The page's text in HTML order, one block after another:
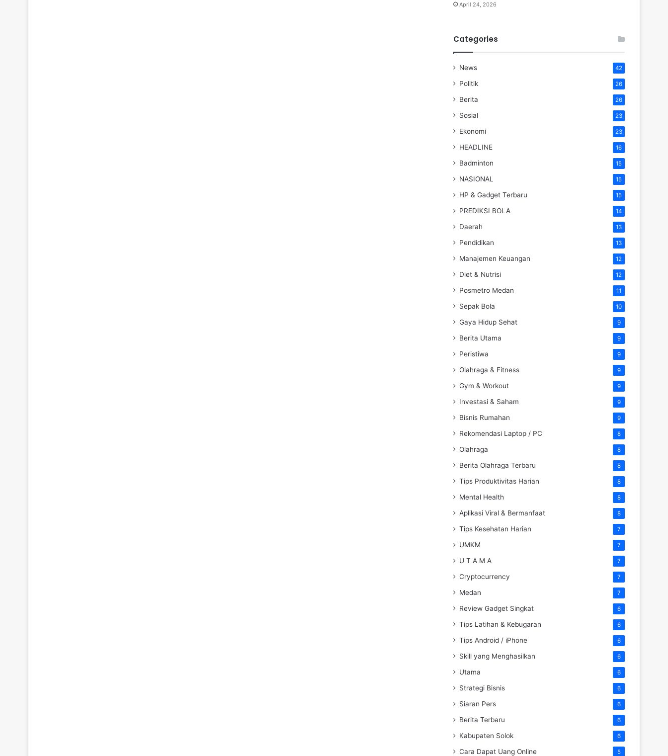
April 24, 2026
Categories
News 42
Politik 26
Berita 26
Sosial 23
Ekonomi 23
HEADLINE 16
Badminton 15
NASIONAL 15
HP & Gadget Terbaru 15
PREDIKSI BOLA 14
Daerah 13
Pendidikan 13
Manajemen Keuangan 12
Diet & Nutrisi 12
Posmetro Medan 11
Sepak Bola 10
Gaya Hidup Sehat 9
Berita Utama 9
Peristiwa 9
Olahraga & Fitness 9
Gym & Workout 9
Investasi & Saham 9
Bisnis Rumahan 9
Rekomendasi Laptop / PC 8
Olahraga 8
Berita Olahraga Terbaru 8
Tips Produktivitas Harian 8
Mental Health 8
Aplikasi Viral & Bermanfaat 8
Tips Kesehatan Harian 7
UMKM 7
U T A M A 7
Cryptocurrency 7
Medan 7
Review Gadget Singkat 6
Tips Latihan & Kebugaran 6
Tips Android / iPhone 6
Skill yang Menghasilkan 6
Utama 6
Strategi Bisnis 6
Siaran Pers 6
Berita Terbaru 6
Kabupaten Solok 6
Cara Dapat Uang Online 5